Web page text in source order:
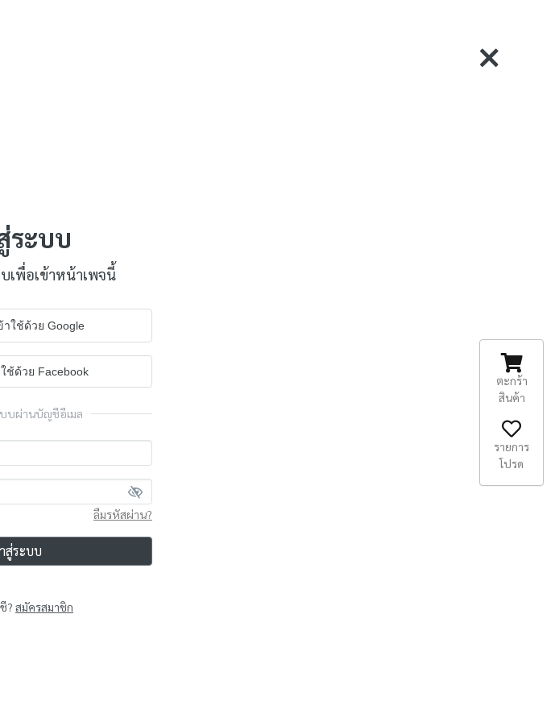
ระบบ
เพื่อเข้าหน้าเพจนี้
าใช้ด้วย Google
ช้ด้วย Facebook
บบผ่านบัญชีอีเมล
ลืมรหัสผ่าน?
สู่ระบบ
? สมัครสมาชิก
ตะกร้า
สินค้า
รายการ
โปรด